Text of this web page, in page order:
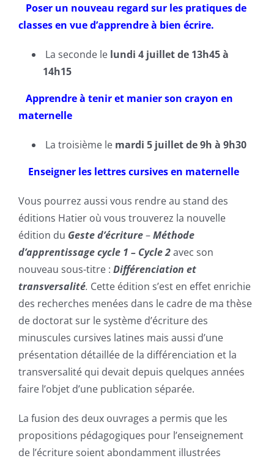
Poser un nouveau regard sur les pratiques de
classes en vue d’apprendre à bien écrire.
La seconde le lundi 4 juillet de 13h45 à
14h15
Apprendre à tenir et manier son crayon en
maternelle
La troisième le mardi 5 juillet de 9h à 9h30
Enseigner les lettres cursives en maternelle
Vous pourrez aussi vous rendre au stand des
éditions Hatier où vous trouverez la nouvelle
édition du Geste d’écriture–Méthode
d’apprentissage cycle 1 – Cycle 2avec son
nouveau sous-titre : Différenciation et
transversalité. Cette édition s’est en effet enrichie
des recherches menées dans le cadre de ma thèse
de doctorat sur le système d’écriture des
minuscules cursives latines mais aussi d’une
présentation détaillée de la différenciation et la
transversalité qui devait depuis quelques années
faire l’objet d’une publication séparée.
La fusion des deux ouvrages a permis que les
propositions pédagogiques pour l’enseignement
de l’écriture soient abondamment illustrées